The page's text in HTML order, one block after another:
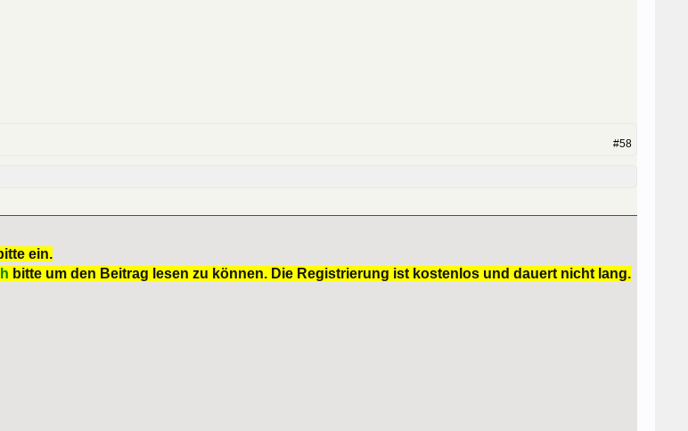
#58
ein.
bitte um den Beitrag lesen zu können. Die Registrierung ist kostenlos und dauert nicht lang.